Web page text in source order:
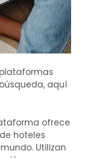
aquí
ofrece
hoteles
Utilizan